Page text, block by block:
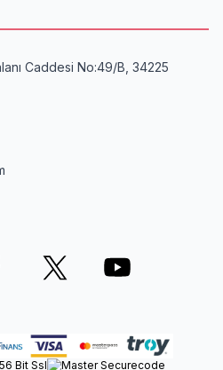
Caddesi No:49/B, 34225